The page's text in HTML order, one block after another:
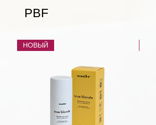
PBF
НОВЫЙ